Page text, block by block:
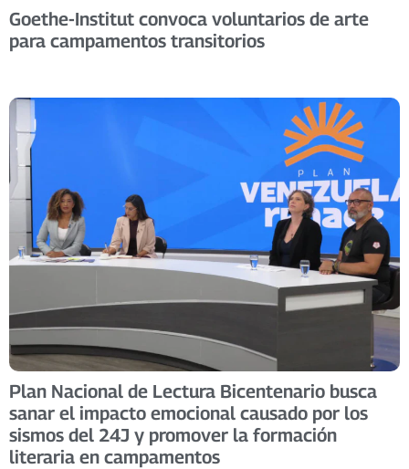
Goethe-Institut convoca voluntarios de arte
para campamentos transitorios
Plan Nacional de Lectura Bicentenario busca
sanar el impacto emocional causado por los
sismos del 24J y promover la formación
literaria en campamentos